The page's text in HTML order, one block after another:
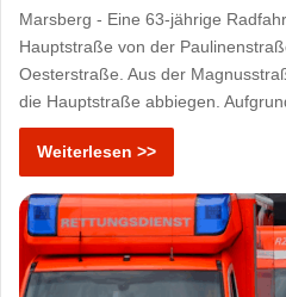
Marsberg - Eine 63-jährige
Hauptstraße von der
Oesterstraße. Aus der
die Hauptstraße abbiegen.
Weiterlesen >>